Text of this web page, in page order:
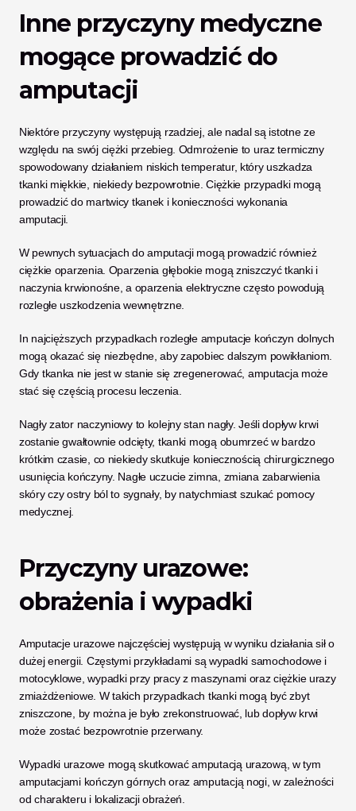
Inne przyczyny medyczne
mogące prowadzić do
amputacji
Niektóre przyczyny występują rzadziej, ale nadal są istotne ze
względu na swój ciężki przebieg. Odmrożenie to uraz termiczny
spowodowany działaniem niskich temperatur, który uszkadza
tkanki miękkie, niekiedy bezpowrotnie. Ciężkie przypadki mogą
prowadzić do martwicy tkanek i konieczności wykonania
amputacji.
W pewnych sytuacjach do amputacji mogą prowadzić również
ciężkie oparzenia. Oparzenia głębokie mogą zniszczyć tkanki i
naczynia krwionośne, a oparzenia elektryczne często powodują
rozległe uszkodzenia wewnętrzne.
In najcięższych przypadkach rozległe amputacje kończyn dolnych
mogą okazać się niezbędne, aby zapobiec dalszym powikłaniom.
Gdy tkanka nie jest w stanie się zregenerować, amputacja może
stać się częścią procesu leczenia.
Nagły zator naczyniowy to kolejny stan nagły. Jeśli dopływ krwi
zostanie gwałtownie odcięty, tkanki mogą obumrzeć w bardzo
krótkim czasie, co niekiedy skutkuje koniecznością chirurgicznego
usunięcia kończyny. Nagłe uczucie zimna, zmiana zabarwienia
skóry czy ostry ból to sygnały, by natychmiast szukać pomocy
medycznej.
Przyczyny urazowe:
obrażenia i wypadki
Amputacje urazowe najczęściej występują w wyniku działania sił o
dużej energii. Częstymi przykładami są wypadki samochodowe i
motocyklowe, wypadki przy pracy z maszynami oraz ciężkie urazy
zmiażdżeniowe. W takich przypadkach tkanki mogą być zbyt
zniszczone, by można je było zrekonstruować, lub dopływ krwi
może zostać bezpowrotnie przerwany.
Wypadki urazowe mogą skutkować amputacją urazową, w tym
amputacjami kończyn górnych oraz amputacją nogi, w zależności
od charakteru i lokalizacji obrażeń.